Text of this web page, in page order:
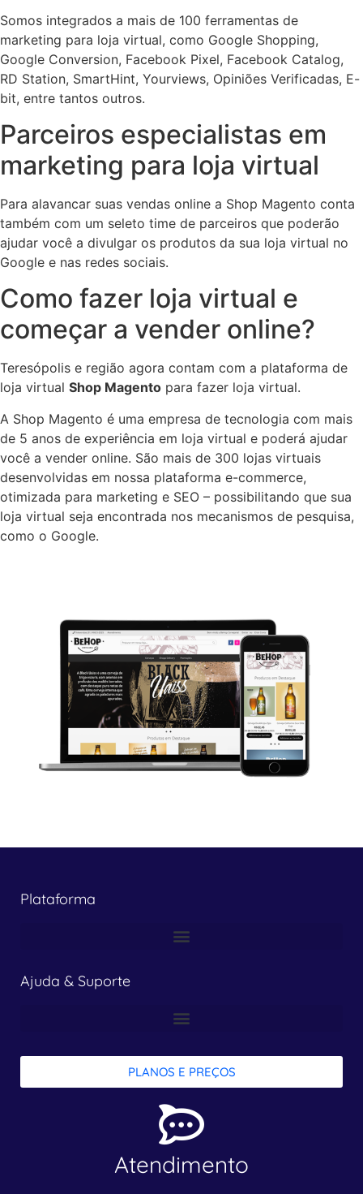
Somos integrados a mais de 100 ferramentas de
marketing para loja virtual, como Google Shopping,
Google Conversion, Facebook Pixel, Facebook Catalog,
RD Station, SmartHint, Yourviews, Opiniões Verificadas, E-
bit, entre tantos outros.
Parceiros especialistas em
marketing para loja virtual
Para alavancar suas vendas online a Shop Magento conta
também com um seleto time de parceiros que poderão
ajudar você a divulgar os produtos da sua loja virtual no
Google e nas redes sociais.
Como fazer loja virtual e
começar a vender online?
Teresópolis e região agora contam com a plataforma de
loja virtual Shop Magento para fazer loja virtual.
A Shop Magento é uma empresa de tecnologia com mais
de 5 anos de experiência em loja virtual e poderá ajudar
você a vender online. São mais de 300 lojas virtuais
desenvolvidas em nossa plataforma e-commerce,
otimizada para marketing e SEO – possibilitando que sua
loja virtual seja encontrada nos mecanismos de pesquisa,
como o Google.
Plataforma
Ajuda & Suporte
PLANOS E PREÇOS
Atendimento